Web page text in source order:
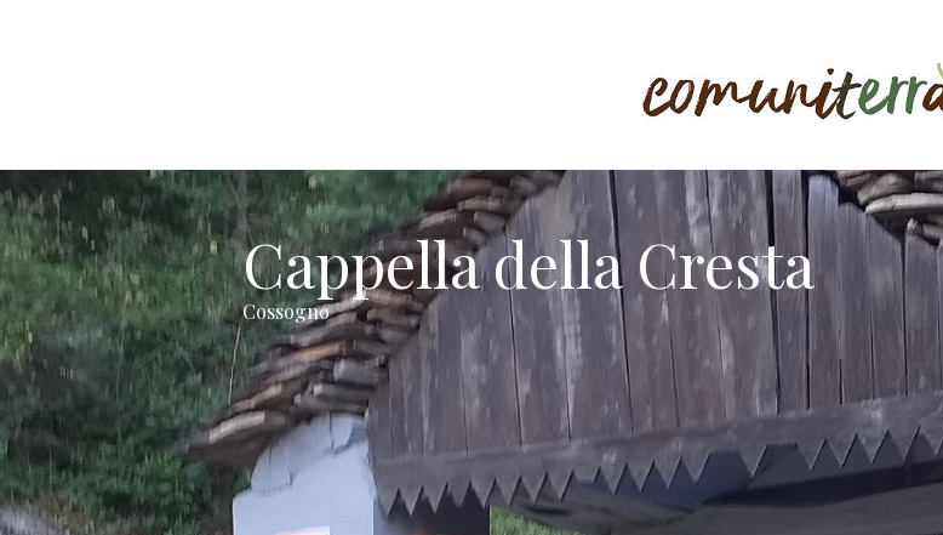
Cappella della Cresta
Cossogno